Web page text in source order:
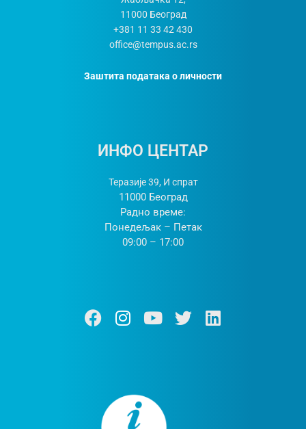
11000 Београд
+381 11 33 42 430
office@tempus.ac.rs
Заштита података о личности
ИНФО ЦЕНТАР
Теразије 39, И спрат
11000 Београд
Радно време:
Понедељак – Петак
09:00 – 17:00
Ф
а
о
И
н
г
р
Y
о
б
е
Т
w
Л
и